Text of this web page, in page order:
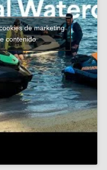
de marketing
contenido